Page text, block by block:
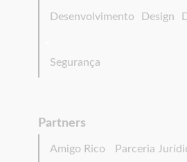
Desenvolvimento Design
Segurança
Partners
Amigo Rico Parceria